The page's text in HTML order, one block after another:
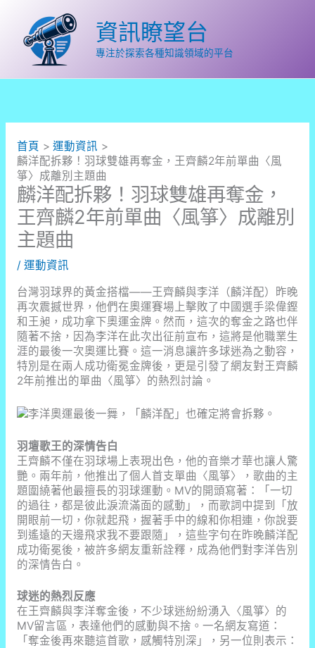
容
資訊瞭望台
專注於探索各種知識領域的平台
首頁
運動資訊
麟洋配拆夥！羽球雙雄再奪金，王齊麟2年前單曲〈風
箏〉成離別主題曲
麟洋配拆夥！羽球雙雄再奪金，
王齊麟2年前單曲〈風箏〉成離別
主題曲
/ 運動資訊
台灣羽球界的黃金搭檔——王齊麟與李洋（麟洋配）昨晚
再次震撼世界，他們在奧運賽場上擊敗了中國選手梁偉鏗
和王昶，成功拿下奧運金牌。然而，這次的奪金之路也伴
隨著不捨，因為李洋在此次出征前宣布，這將是他職業生
涯的最後一次奧運比賽。這一消息讓許多球迷為之動容，
特別是在兩人成功衛冕金牌後，更是引發了網友對王齊麟
2年前推出的單曲〈風箏〉的熱烈討論。
羽壇歌王的深情告白
王齊麟不僅在羽球場上表現出色，他的音樂才華也讓人驚
艷。兩年前，他推出了個人首支單曲〈風箏〉，歌曲的主
題圍繞著他最擅長的羽球運動。MV的開頭寫著：「一切
的過往，都是彼此淚流滿面的感動」，而歌詞中提到「放
開眼前一切，你就起飛，握著手中的線和你相連，你說要
到遙遠的天邊飛求我不要跟隨」，這些字句在昨晚麟洋配
成功衛冕後，被許多網友重新詮釋，成為他們對李洋告別
的深情告白。
球迷的熱烈反應
在王齊麟與李洋奪金後，不少球迷紛紛湧入〈風箏〉的
MV留言區，表達他們的感動與不捨。一名網友寫道：
「奪金後再來聽這首歌，感觸特別深」，另一位則表示：